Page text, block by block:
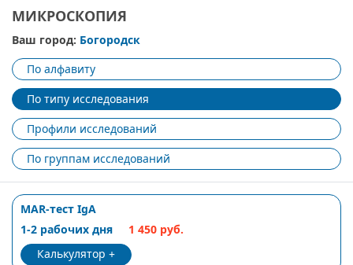
МИКРОСКОПИЯ
Ваш город: Богородск
По алфавиту
По типу исследования
Профили исследований
По группам исследований
MAR-тест IgA
1-2 рабочих дня
1 450 руб.
Калькулятор